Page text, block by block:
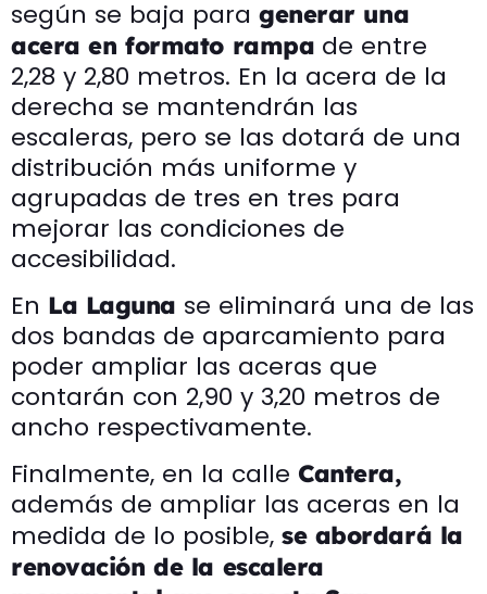
según se baja para generar una
acera en formato rampa de entre
2,28 y 2,80 metros. En la acera de la
derecha se mantendrán las
escaleras, pero se las dotará de una
distribución más uniforme y
agrupadas de tres en tres para
mejorar las condiciones de
accesibilidad.
En La Laguna se eliminará una de las
dos bandas de aparcamiento para
poder ampliar las aceras que
contarán con 2,90 y 3,20 metros de
ancho respectivamente.
Finalmente, en la calle Cantera,
además de ampliar las aceras en la
medida de lo posible, se abordará la
renovación de la escalera